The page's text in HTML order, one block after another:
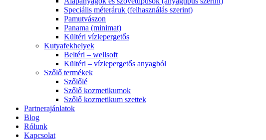
Speciális méteráruk (felhasználás szerint)
Pamutvászon
Panama (minimat)
Kültéri vízlepergetős
Kutyafekhelyek
Beltéri – wellsoft
Kültéri – vízlepergetős anyagból
Szőlő termékek
Szőlőlé
Szőlő kozmetikumok
Szőlő kozmetikum szettek
Partnerajánlatok
Blog
Rólunk
Kapcsolat